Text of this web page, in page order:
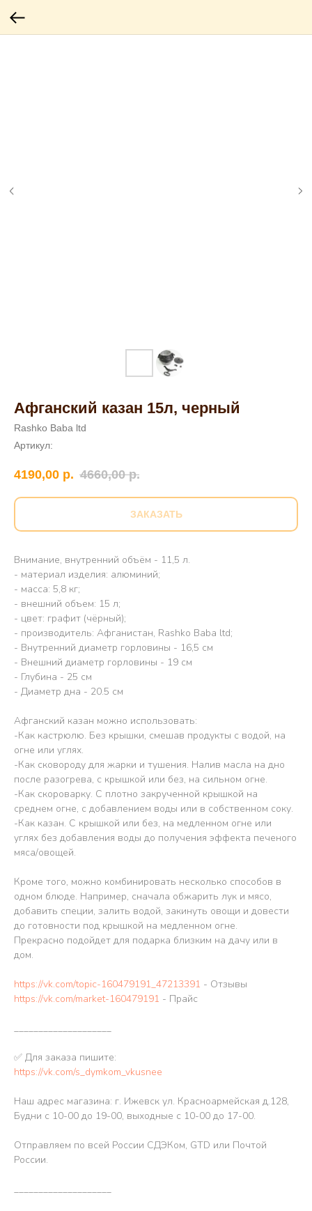
Афганский казан 15л, черный
Rashko Baba ltd
Артикул:
4190,00 р. 4660,00 р.
ЗАКАЗАТЬ
Внимание, внутренний объём - 11,5 л.
- материал изделия: алюминий;
- масса: 5,8 кг;
- внешний объем: 15 л;
- цвет: графит (чёрный);
- производитель: Афганистан, Rashko Baba ltd;
- Внутренний диаметр горловины - 16,5 см
- Внешний диаметр горловины - 19 см
- Глубина - 25 см
- Диаметр дна - 20.5 см
Афганский казан можно использовать:
-Как кастрюлю. Без крышки, смешав продукты с водой, на
огне или углях.
-Как сковороду для жарки и тушения. Налив масла на дно
после разогрева, с крышкой или без, на сильном огне.
-Как скороварку. С плотно закрученной крышкой на
среднем огне, с добавлением воды или в собственном соку.
-Как казан. С крышкой или без, на медленном огне или
углях без добавления воды до получения эффекта печеного
мяса/овощей.
Кроме того, можно комбинировать несколько способов в
одном блюде. Например, сначала обжарить лук и мясо,
добавить специи, залить водой, закинуть овощи и довести
до готовности под крышкой на медленном огне.
Прекрасно подойдет для подарка близким на дачу или в
дом.
https://vk.com/topic-160479191_47213391 - Отзывы
https://vk.com/market-160479191 - Прайс
____________________
✅ Для заказа пишите:
https://vk.com/s_dymkom_vkusnee
Наш адрес магазина: г. Ижевск ул. Красноармейская д.128,
Будни с 10-00 до 19-00, выходные с 10-00 до 17-00.
Отправляем по всей России СДЭКом, GTD или Почтой
России.
____________________